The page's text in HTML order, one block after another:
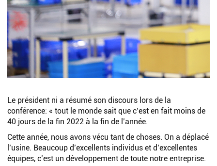
Le président ni a résumé son discours lors de la
conférence: « tout le monde sait que c’est en fait moins de
40 jours de la fin 2022 à la fin de l’année.
Cette année, nous avons vécu tant de choses. On a déplacé
l’usine. Beaucoup d’excellents individus et d’excellentes
équipes, c’est un développement de toute notre entreprise.